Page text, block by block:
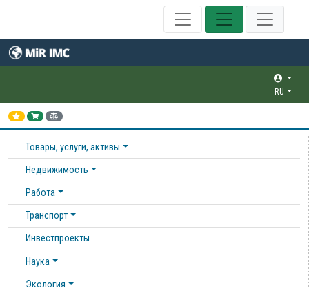
RU
Товары, услуги, активы
Недвижимость
Работа
Транспорт
Инвестпроекты
Наука
Экология